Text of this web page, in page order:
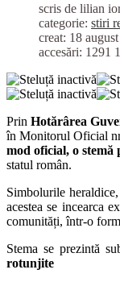
scris de lilian
categorie: stiri
creat: 18
accesări: 1291
Prin Hotărârea
în Monitorul Oficial
mod oficial, o stemă
statul român.
Simbolurile
acestea se incearca
comunități, într-o
Stema se prezintă
rotunjite